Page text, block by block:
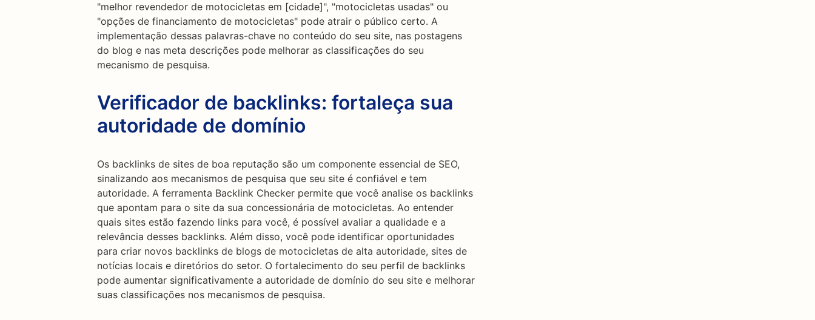
"melhor revendedor de motocicletas em [cidade]", "motocicletas usadas" ou
"opções de financiamento de motocicletas" pode atrair o público certo. A
implementação dessas palavras-chave no conteúdo do seu site, nas postagens
do blog e nas meta descrições pode melhorar as classificações do seu
mecanismo de pesquisa.
Verificador de backlinks: fortaleça sua
autoridade de domínio
Os backlinks de sites de boa reputação são um componente essencial de SEO,
sinalizando aos mecanismos de pesquisa que seu site é confiável e tem
autoridade. A ferramenta Backlink Checker permite que você analise os backlinks
que apontam para o site da sua concessionária de motocicletas. Ao entender
quais sites estão fazendo links para você, é possível avaliar a qualidade e a
relevância desses backlinks. Além disso, você pode identificar oportunidades
para criar novos backlinks de blogs de motocicletas de alta autoridade, sites de
notícias locais e diretórios do setor. O fortalecimento do seu perfil de backlinks
pode aumentar significativamente a autoridade de domínio do seu site e melhorar
suas classificações nos mecanismos de pesquisa.